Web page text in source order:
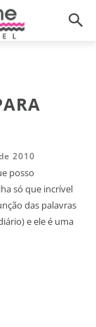
2010
posso
só que incrível
das palavras
e ele é uma